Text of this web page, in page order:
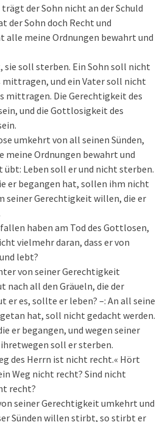
der Sohn nicht an der Schuld
der Sohn doch Recht und
alle meine Ordnungen bewahrt und
sie soll sterben. Ein Sohn soll nicht
mittragen, und ein Vater soll nicht
mittragen. Die Gerechtigkeit des
und die Gottlosigkeit des
umkehrt von all seinen Sünden,
meine Ordnungen bewahrt und
übt: Leben soll er und nicht sterben.
er begangen hat, sollen ihm nicht
seiner Gerechtigkeit willen, die er
haben am Tod des Gottlosen,
vielmehr daran, dass er von
lebt?
von seiner Gerechtigkeit
all den Gräueln, die der
es, sollte er leben? –: An all seine
hat, soll nicht gedacht werden.
er begangen, und wegen seiner
soll er sterben.
des Herrn ist nicht recht.« Hört
Weg nicht recht? Sind nicht
recht?
seiner Gerechtigkeit umkehrt und
Sünden willen stirbt, so stirbt er